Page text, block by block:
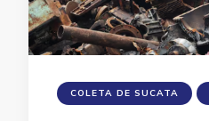
COLETA DE SUCATA